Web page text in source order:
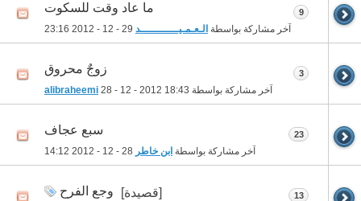
ما عاد وقت للسكوت
آخر مشاركة بواسطة الـعـمـيــــــــــــد 23:16
9
زوجٌ محروق
آخر مشاركة بواسطة alibraheemi 28 - 12 - 2012 18:43
3
سبع عجاف
آخر مشاركة بواسطة ابن خاطر 14:12
23
[قصيدة] وجع الفرح 13